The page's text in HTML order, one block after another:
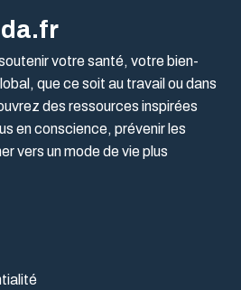
votre santé, votre bien-
que ce soit au travail ou dans
des ressources inspirées
en conscience, prévenir les
vers un mode de vie plus